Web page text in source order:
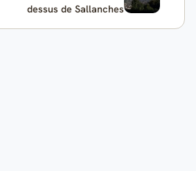
dessus de Sallanches